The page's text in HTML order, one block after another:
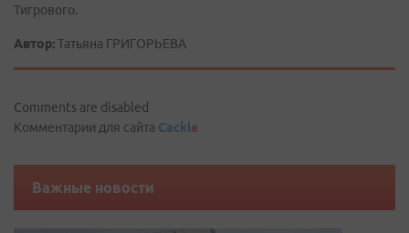
Тигрового.
Автор:Татьяна ГРИГОРЬЕВА
Comments are disabled
Комментарии для сайта Cackle
Важные новости